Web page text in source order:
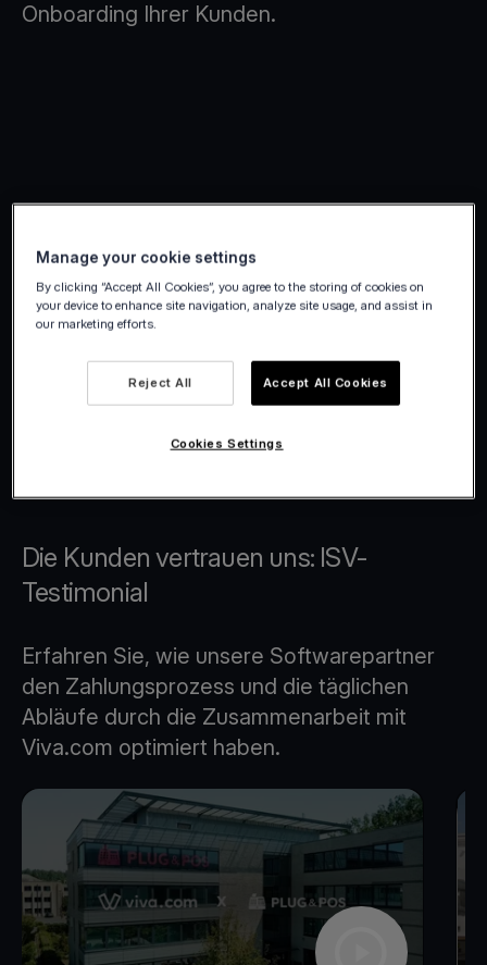
Onboarding Ihrer Kunden.
Die Kunden vertrauen uns: ISV-
Testimonial
Erfahren Sie, wie unsere Softwarepartner
den Zahlungsprozess und die täglichen
Abläufe durch die Zusammenarbeit mit
Viva.com optimiert haben.
Manage your cookie settings
By clicking “Accept All Cookies”, you agree to the storing of cookies on
your device to enhance site navigation, analyze site usage, and assist in
our marketing efforts.
Reject All Accept All Cookies
Cookies Settings